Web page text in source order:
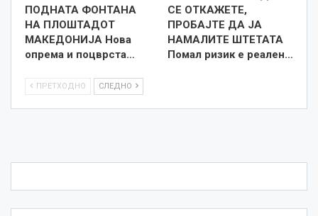
ПОДНАТА ФОНТАНА
НА ПЛОШТАДОТ
МАКЕДОНИЈА Нова
опрема и поцврста…
СЕ ОТКАЖЕТЕ,
ПРОБАЈТЕ ДА ЈА
НАМАЛИТЕ ШТЕТАТА
Помал ризик е реален…
ПРЕТХОДНО СЛЕДНО